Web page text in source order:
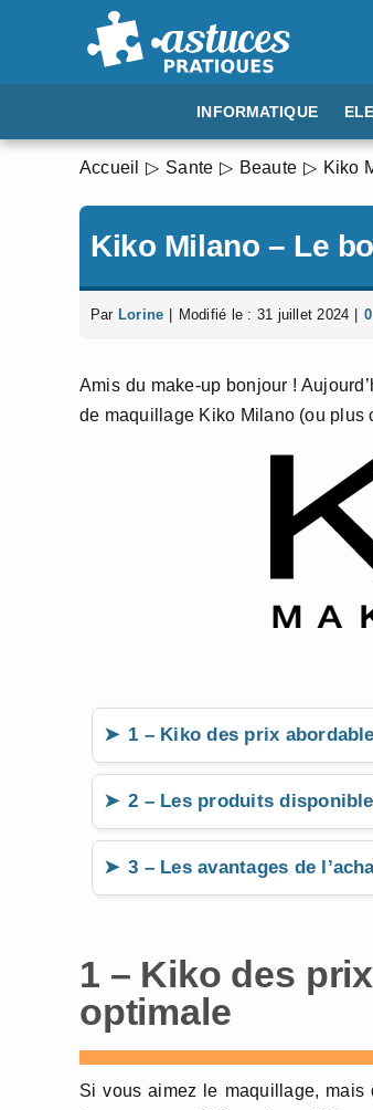
INFORMATIQUE
Accueil Sante Beaute Kiko
Kiko Milano – Le
Par Lorine Modifié le : 31 juillet 2024
Amis du make-up bonjour !
de maquillage Kiko Milano (ou plus
1 – Kiko des prix
2 – Les produits
3 – Les avantages de
1 – Kiko des
optimale
Si vous aimez le maquillage, mais